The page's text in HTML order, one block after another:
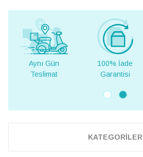
100% İade
Garantisi
100% Güvenli
Alışveriş
KATEGORİLER